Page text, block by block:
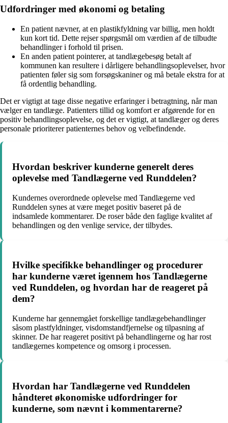
Udfordringer med økonomi og betaling
En patient nævner, at en plastikfyldning var billig, men holdt
kun kort tid. Dette rejser spørgsmål om værdien af de tilbudte
behandlinger i forhold til prisen.
En anden patient pointerer, at tandlægebesøg betalt af
kommunen kan resultere i dårligere behandlingsoplevelser, hvor
patienten føler sig som forsøgskaniner og må betale ekstra for at
få ordentlig behandling.
Det er vigtigt at tage disse negative erfaringer i betragtning, når man
vælger en tandlæge. Patienters tillid og komfort er afgørende for en
positiv behandlingsoplevelse, og det er vigtigt, at tandlæger og deres
personale prioriterer patienternes behov og velbefindende.
Hvordan beskriver kunderne generelt deres
oplevelse med Tandlægerne ved Runddelen?
Kundernes overordnede oplevelse med Tandlægerne ved
Runddelen synes at være meget positiv baseret på de
indsamlede kommentarer. De roser både den faglige kvalitet af
behandlingen og den venlige service, der tilbydes.
Hvilke specifikke behandlinger og procedurer
har kunderne været igennem hos Tandlægerne
ved Runddelen, og hvordan har de reageret på
dem?
Kunderne har gennemgået forskellige tandlægebehandlinger
såsom plastfyldninger, visdomstandfjernelse og tilpasning af
skinner. De har reageret positivt på behandlingerne og har rost
tandlægernes kompetence og omsorg i processen.
Hvordan har Tandlægerne ved Runddelen
håndteret økonomiske udfordringer for
kunderne, som nævnt i kommentarerne?